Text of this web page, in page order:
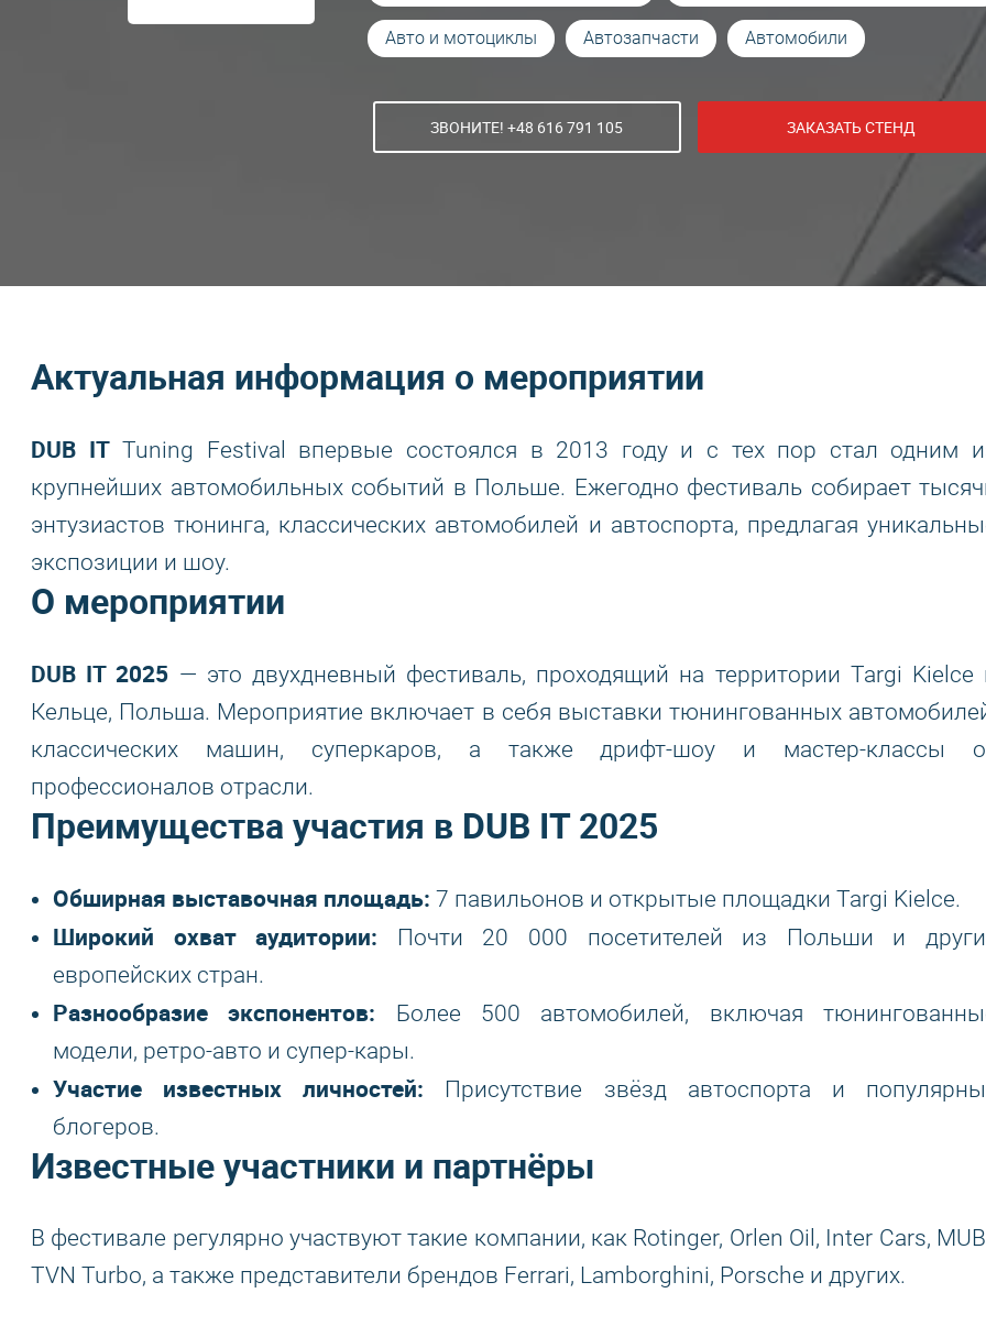
Авто и мотоциклы Автозапчасти Автомобили
ЗВОНИТЕ! +48 616 791 105 ЗАКАЗАТЬ СТЕНД
Актуальная информация о мероприятии
DUB ITTuning Festival впервые состоялся в 2013 году и с тех пор стал одним
крупнейших автомобильных событий в Польше. Ежегодно фестиваль собирает
энтузиастов тюнинга, классических автомобилей и автоспорта, предлагая
экспозиции и шоу.
О мероприятии
DUB IT 2025 — это двухдневный фестиваль, проходящий на территории Targi Kielce
Кельце, Польша. Мероприятие включает в себя выставки тюнингованных
классических машин, суперкаров, а также дрифт-шоу и мастер-классы
профессионалов отрасли.
Преимущества участия в DUB IT 2025
Обширная выставочная площадь: 7 павильонов и открытые площадки Targi Kielce.
Широкий охват аудитории: Почти 20 000 посетителей из Польши и
европейских стран.
Разнообразие экспонентов: Более 500 автомобилей, включая
модели, ретро-авто и супер-кары.
Участие известных личностей: Присутствие звёзд автоспорта и
блогеров.
Известные участники и партнёры
В фестивале регулярно участвуют такие компании, как Rotinger, Orlen Oil, Inter Cars,
TVN Turbo, а также представители брендов Ferrari, Lamborghini, Porsche и других.